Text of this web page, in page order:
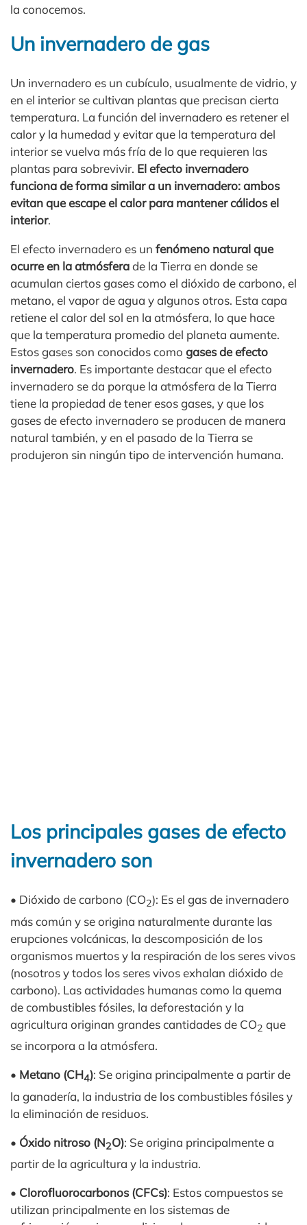
la conocemos.
Un invernadero de gas
Un invernadero es un cubículo, usualmente de vidrio, y
en el interior se cultivan plantas que precisan cierta
temperatura. La función del invernadero es retener el
calor y la humedad y evitar que la temperatura del
interior se vuelva más fría de lo que requieren las
plantas para sobrevivir. El efecto invernadero
funciona de forma similar a un invernadero: ambos
evitan que escape el calor para mantener cálidos el
interior.
El efecto invernadero es un fenómeno natural que
ocurre en la atmósferade la Tierra en donde se
acumulan ciertos gases como el dióxido de carbono, el
metano, el vapor de agua y algunos otros. Esta capa
retiene el calor del sol en la atmósfera, lo que hace
que la temperatura promedio del planeta aumente.
Estos gases son conocidos como gases de efecto
invernadero. Es importante destacar que el efecto
invernadero se da porque la atmósfera de la Tierra
tiene la propiedad de tener esos gases, y que los
gases de efecto invernadero se producen de manera
natural también, y en el pasado de la Tierra se
produjeron sin ningún tipo de intervención humana.
Los principales gases de efecto
invernadero son
• Dióxido de carbono (CO2): Es el gas de invernadero
más común y se origina naturalmente durante las
erupciones volcánicas, la descomposición de los
organismos muertos y la respiración de los seres vivos
(nosotros y todos los seres vivos exhalan dióxido de
carbono). Las actividades humanas como la quema
de combustibles fósiles, la deforestación y la
agricultura originan grandes cantidades de CO2 que
se incorpora a la atmósfera.
• Metano (CH4): Se origina principalmente a partir de
la ganadería, la industria de los combustibles fósiles y
la eliminación de residuos.
• Óxido nitroso (N2O): Se origina principalmente a
partir de la agricultura y la industria.
• Clorofluorocarbonos (CFCs): Estos compuestos se
utilizan principalmente en los sistemas de